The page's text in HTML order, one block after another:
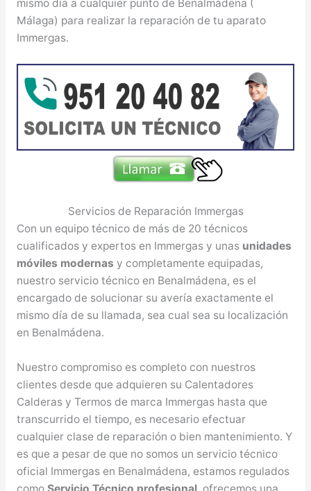
mismo día a cualquier punto de Benalmádena (
Málaga) para realizar la reparación de tu aparato
Immergas.
Servicios de Reparación Immergas
Con un equipo técnico de más de 20 técnicos
cualificados y expertos en Immergas y unas unidades
móviles modernas y completamente equipadas,
nuestro servicio técnico en Benalmádena, es el
encargado de solucionar su avería exactamente el
mismo día de su llamada, sea cual sea su localización
en Benalmádena.
Nuestro compromiso es completo con nuestros
clientes desde que adquieren su Calentadores
Calderas y Termos de marca Immergas hasta que
transcurrido el tiempo, es necesario efectuar
cualquier clase de reparación o bien mantenimiento. Y
es que a pesar de que no somos un servicio técnico
oficial Immergas en Benalmádena, estamos regulados